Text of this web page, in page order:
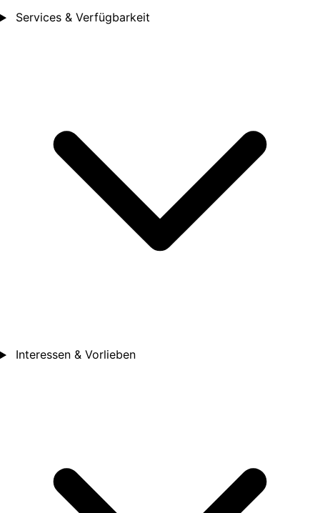
Services & Verfügbarkeit
Interessen & Vorlieben